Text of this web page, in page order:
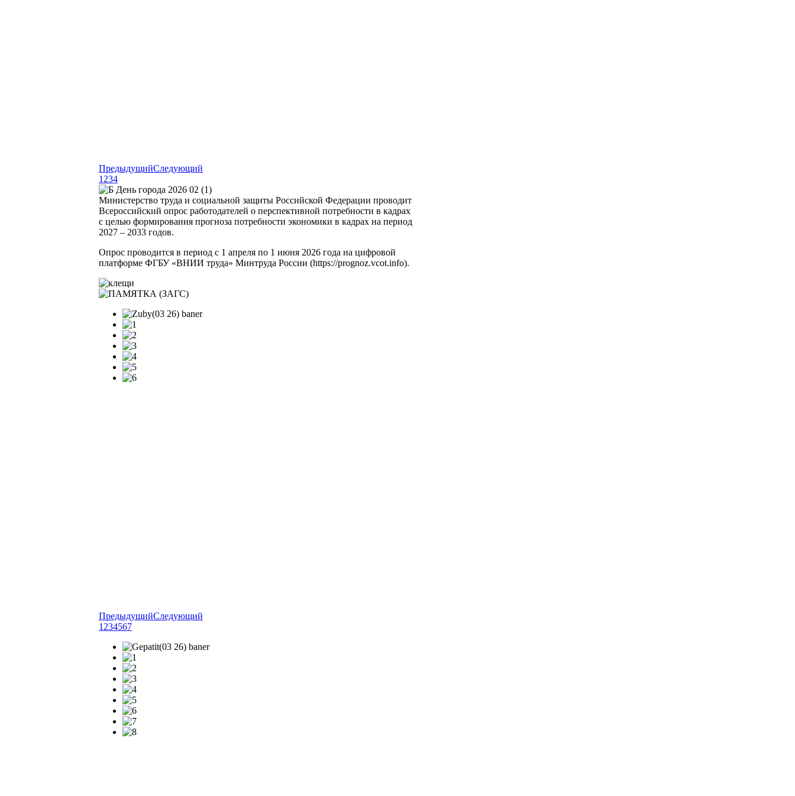
ПредыдущийСледующий
1234
Министерство труда и социальной защиты Российской Федерации проводит
Всероссийский опрос работодателей о перспективной потребности в кадрах
с целью формирования прогноза потребности экономики в кадрах на период
2027 – 2033 годов.
Опрос проводится в период с 1 апреля по 1 июня 2026 года на цифровой
платформе ФГБУ «ВНИИ труда» Минтруда России (https://prognoz.vcot.info).
ПредыдущийСледующий
1 234567